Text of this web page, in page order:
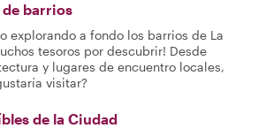
barrios
explorando a fondo los barrios de La
tesoros por descubrir! Desde
y lugares de encuentro locales,
visitar?
de la Ciudad